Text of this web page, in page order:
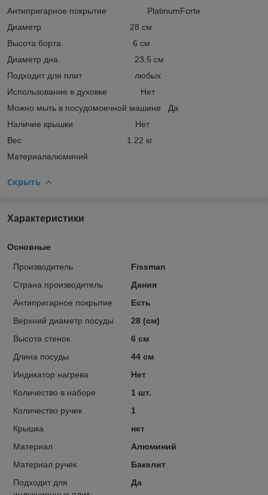
Антипригарное покрытие PlatinumForte
Диаметр 28 см
Высота борта 6 см
Диаметр дна 23.5 см
Подходит для плит любых
Использование в духовке Нет
Можно мыть в посудомоечной машине Да
Наличие крышки Нет
Вес 1.22 кг
Материалалюминий
Скрыть
Характеристики
Основные
Производитель
Fissman
Страна производитель
Дания
Антипригарное покрытие
Есть
Верхний диаметр посуды
28 (см)
Высота стенок
6 см
Длина посуды
44 см
Индикатор нагрева
Нет
Количество в наборе
1 шт.
Количество ручек
1
Крышка
нет
Материал
Алюминий
Материал ручек
Бакелит
Подходит для
Да